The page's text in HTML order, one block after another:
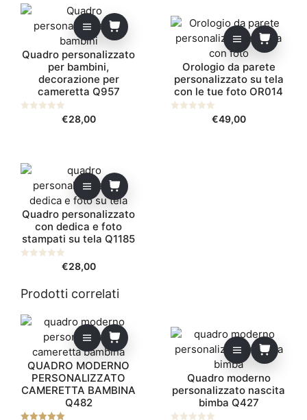
Quadro personalizzato
per bambini,
decorazione per
cameretta Q957
€28,00
Orologio da parete
personalizzato su tela
con le tue foto OR014
€49,00
Quadro personalizzato
con dedica e foto
stampati su tela Q1185
5
€28,00
Prodotti correlati
QUADRO MODERNO
PERSONALIZZATO
CAMERETTA BAMBINA
Q482
Quadro moderno
personalizzato nascita
bimba Q427